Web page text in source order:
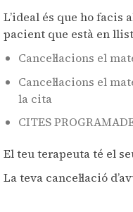
L’ideal és que ho facis
pacient que està en
Cancel·lacions el
Cancel·lacions el
la cita
CITES
El teu terapeuta té el
La teva cancel·lació